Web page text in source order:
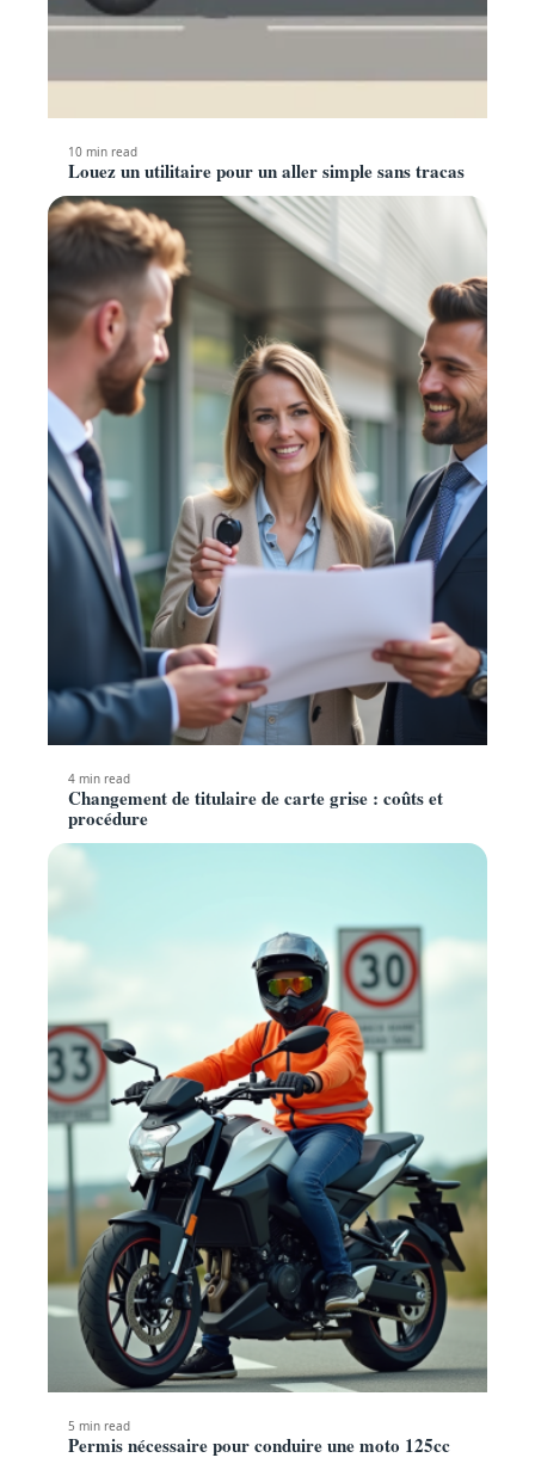
10 min read
Louez un utilitaire pour un aller simple sans tracas
4 min read
Changement de titulaire de carte grise : coûts et
procédure
5 min read
Permis nécessaire pour conduire une moto 125cc